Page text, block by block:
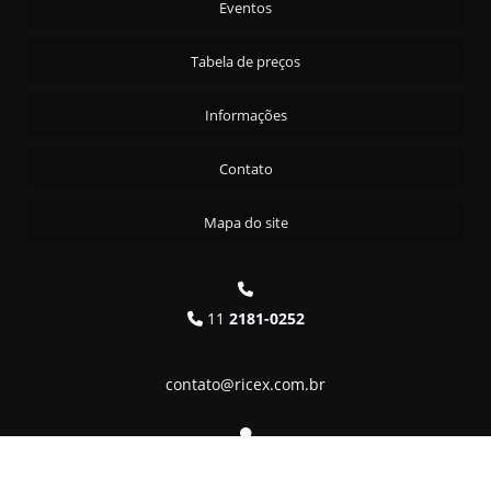
AZEITONA VERDE FATIADA - 15KG
AZEITONA VERDE RECHEADA - 4X2KG
CASTANHA DO PARA S/C CARTA REAL - 24X200G
CEREJA MARRASQ ROCOFRUT S/ TALO CHIL. - 6X2,2KG
Eventos
Tabela de preços
Informações
Contato
Mapa do site
11 2181-0252
contato@ricex.com.br